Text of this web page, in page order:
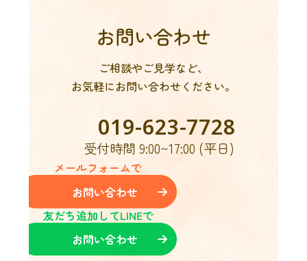
お問い合わせ
ご相談やご見学など、
お気軽にお問い合わせください。
019-623-7728
受付時間 9:00~17:00 (平日)
お問い合わせ
メールフォームで
お問い合わせ
友だち追加してLINEで